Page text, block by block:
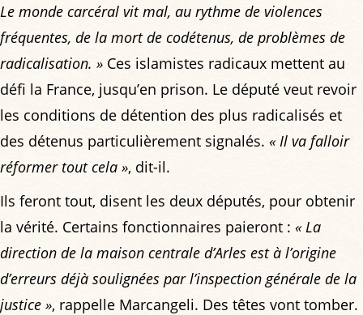
Le monde carcéral vit mal, au rythme de violences
fréquentes, de la mort de codétenus, de problèmes de
radicalisation. » Ces islamistes radicaux mettent au
défi la France, jusqu’en prison. Le député veut revoir
les conditions de détention des plus radicalisés et
des détenus particulièrement signalés. « Il va falloir
réformer tout cela », dit-il.
Ils feront tout, disent les deux députés, pour obtenir
la vérité. Certains fonctionnaires paieront : « La
direction de la maison centrale d’Arles est à l’origine
d’erreurs déjà soulignées par l’inspection générale de la
justice », rappelle Marcangeli. Des têtes vont tomber.